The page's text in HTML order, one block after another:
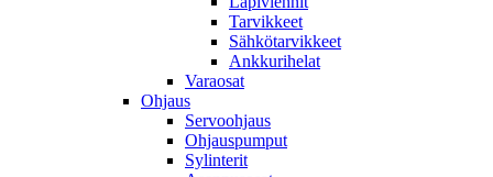
Tarvikkeet
Sähkötarvikkeet
Ankkurihelat
Varaosat
Ohjaus
Servoohjaus
Ohjauspumput
Sylinterit